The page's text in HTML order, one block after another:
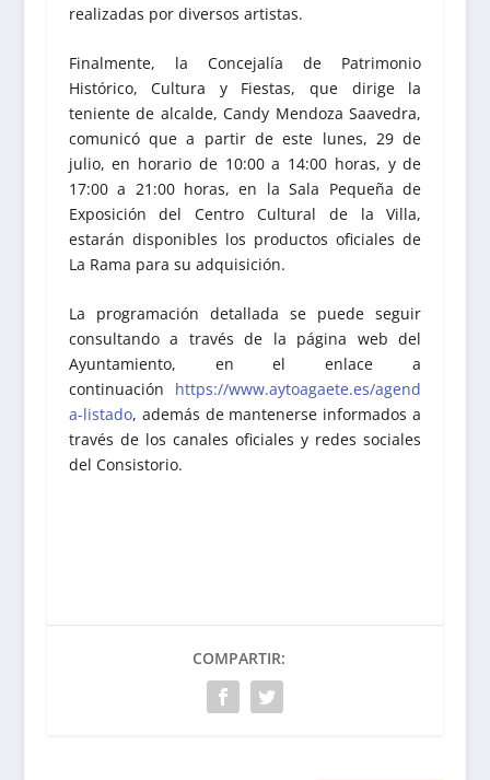
realizadas por diversos artistas.
Finalmente, la Concejalía de Patrimonio
Histórico, Cultura y Fiestas, que dirige la
teniente de alcalde, Candy Mendoza Saavedra,
comunicó que a partir de este lunes, 29 de
julio, en horario de 10:00 a 14:00 horas, y de
17:00 a 21:00 horas, en la Sala Pequeña de
Exposición del Centro Cultural de la Villa,
estarán disponibles los productos oficiales de
La Rama para su adquisición.
La programación detallada se puede seguir
consultando a través de la página web del
Ayuntamiento, en el enlace a
continuación https://www.aytoagaete.es/agend
a-listado, además de mantenerse informados a
través de los canales oficiales y redes sociales
del Consistorio.
COMPARTIR: